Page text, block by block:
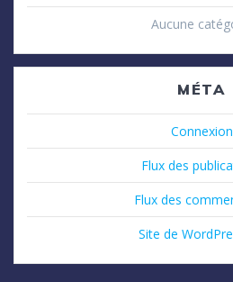
Aucune
MÉTA
Connexion
Flux des
Flux des
Site de